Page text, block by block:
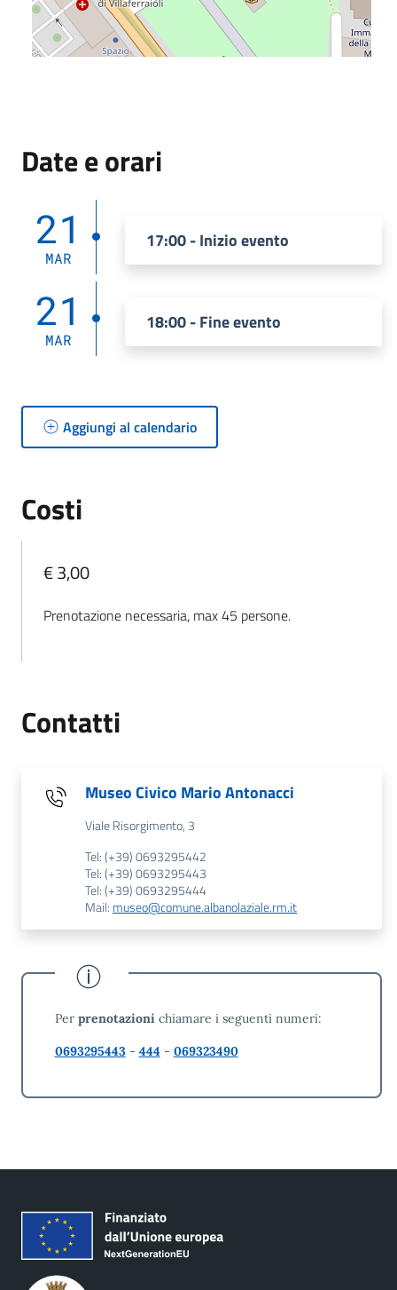
Date e orari
21
MAR
17:00 - Inizio evento
21
MAR
18:00 - Fine evento
Aggiungi al calendario
Costi
€ 3,00
Prenotazione necessaria, max 45 persone.
Contatti
Museo Civico Mario Antonacci
Viale Risorgimento, 3
Tel: (+39) 0693295442
Tel: (+39) 0693295443
Tel: (+39) 0693295444
Mail: museo@comune.albanolaziale.rm.it
Per prenotazioni chiamare i seguenti numeri:
0693295443- 444- 069323490